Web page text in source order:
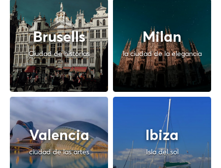
Brusells
Ciudad de historias
Milan
la ciudad de la elegancia
Valencia
ciudad de las artes
Ibiza
Isla del sol